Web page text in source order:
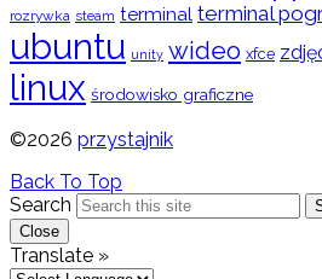
rozrywka steam terminal terminal
ubuntu unity wideo xfce
linux środowisko graficzne
©2026 przystajnik
Back To Top
Search
Close
Translate »